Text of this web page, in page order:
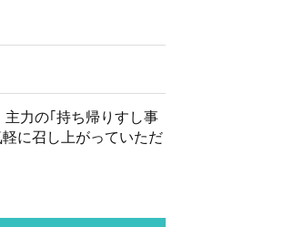
力の｢持ち帰りすし事
に召し上がっていただ